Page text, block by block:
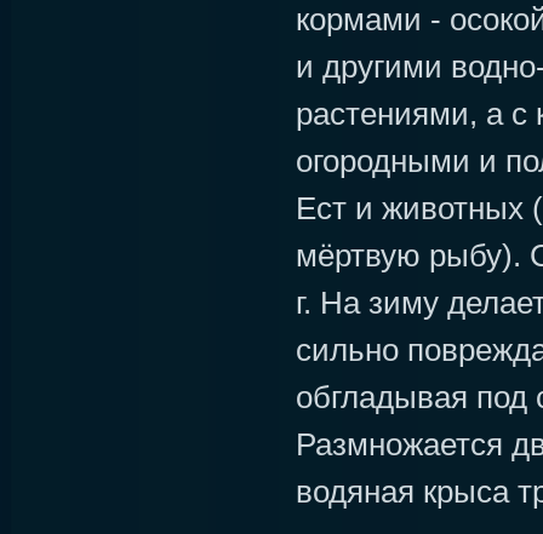
кормами -
и другими
растениями, а с
огородными и
Ест и животных
мёртвую рыбу).
г. На зиму
сильно
обгладывая под
Размножается
водяная крыса